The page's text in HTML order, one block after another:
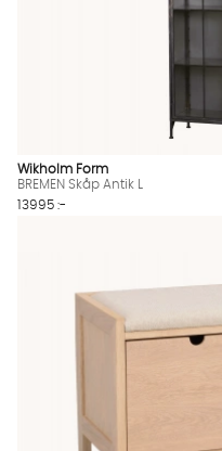
Wikholm Form
BREMEN Skåp Antik L
13995 :-